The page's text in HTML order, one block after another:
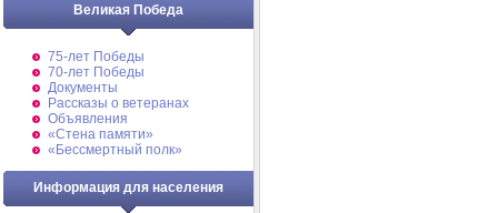
Великая Победа
75-лет Победы
70-лет Победы
Документы
Рассказы о ветеранах
Объявления
«Стена памяти»
«Бессмертный полк»
Информация для населения